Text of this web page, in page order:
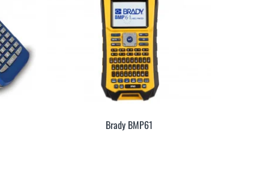
Brady BMP61